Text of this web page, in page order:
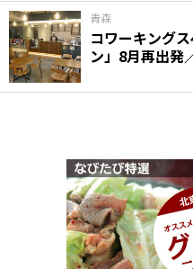
青森
コワーキング
ン」8月再出発